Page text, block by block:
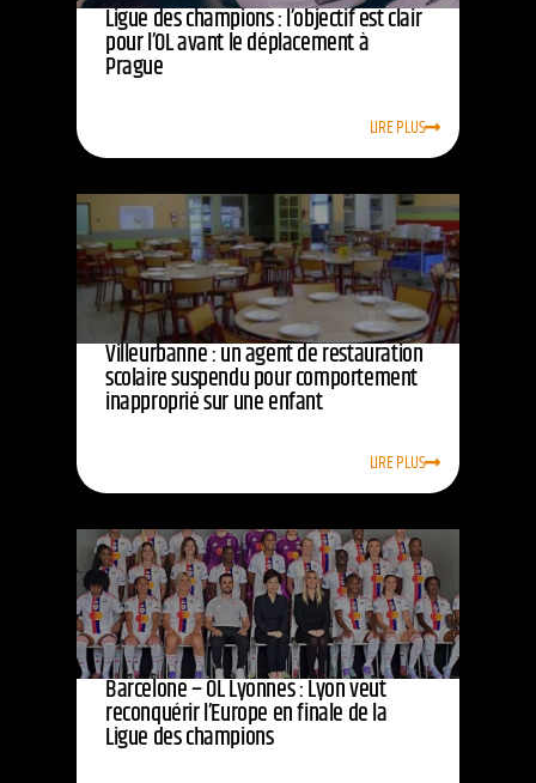
Ligue des champions : l’objectif est clair
pour l’OL avant le déplacement à
Prague
LIRE PLUS
Villeurbanne : un agent de restauration
scolaire suspendu pour comportement
inapproprié sur une enfant
LIRE PLUS
Barcelone – OL Lyonnes : Lyon veut
reconquérir l’Europe en finale de la
Ligue des champions